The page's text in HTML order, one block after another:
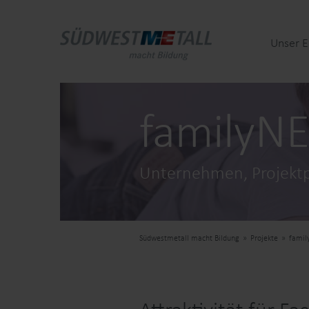
Unser
Unternehmen,
Südwestmetall macht Bildung Projekte